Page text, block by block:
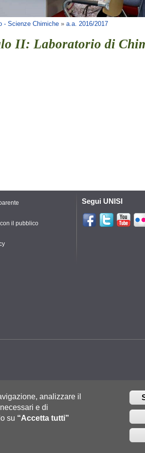
- Scienze Chimiche » a.a. 2016/2017
II: Laboratorio di
il pubblico
Segui UNISI
analizzare il
e di
su “Accetta tutti”